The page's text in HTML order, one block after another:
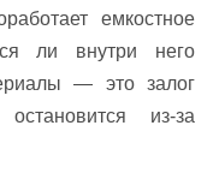
емкостное
ли внутри него
— это залог
из-за